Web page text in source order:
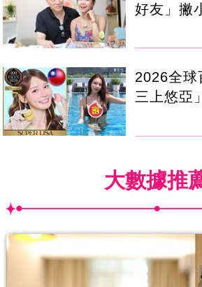
好友」撇
2026全球
三上悠亞
大數據推